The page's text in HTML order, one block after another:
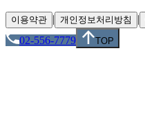
이용약관 | 개인정보처리방침 |
02-556-7779
TOP